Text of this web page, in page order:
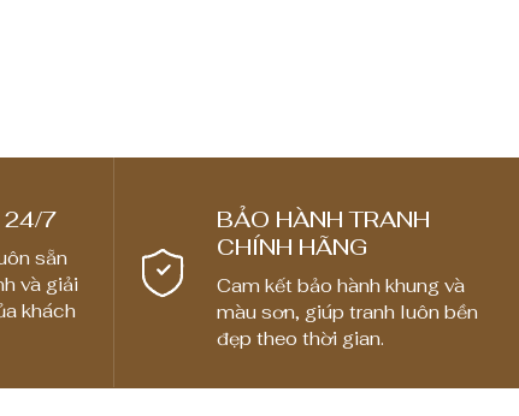
24/7
sẵn
và giải
khách
BẢO HÀNH TRANH
CHÍNH HÃNG
Cam kết bảo hành khung và
màu sơn, giúp tranh luôn bền
đẹp theo thời gian.